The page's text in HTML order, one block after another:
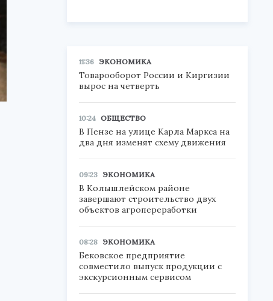
11:36 ЭКОНОМИКА
Товарооборот России и Киргизии
вырос на четверть
10:24 ОБЩЕСТВО
В Пензе на улице Карла Маркса на
два дня изменят схему движения
09:23 ЭКОНОМИКА
В Колышлейском районе
завершают строительство двух
объектов агропереработки
08:28 ЭКОНОМИКА
Бековское предприятие
совместило выпуск продукции с
экскурсионным сервисом